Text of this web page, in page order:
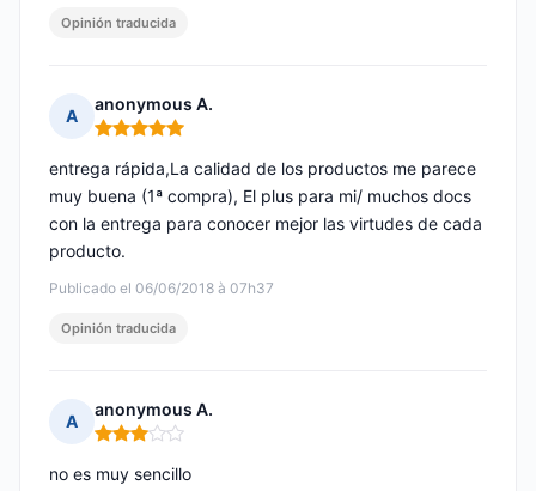
Opinión traducida
A
anonymous A.
Nota: 5 de 5
Publicado el 06/06/2018 à 07h37
entrega rápida,La calidad de los productos me parece
muy buena (1ª compra), El plus para mi/ muchos docs
con la entrega para conocer mejor las virtudes de cada
producto.
Opinión traducida
A
anonymous A.
Nota: 3 de 5
no es muy sencillo